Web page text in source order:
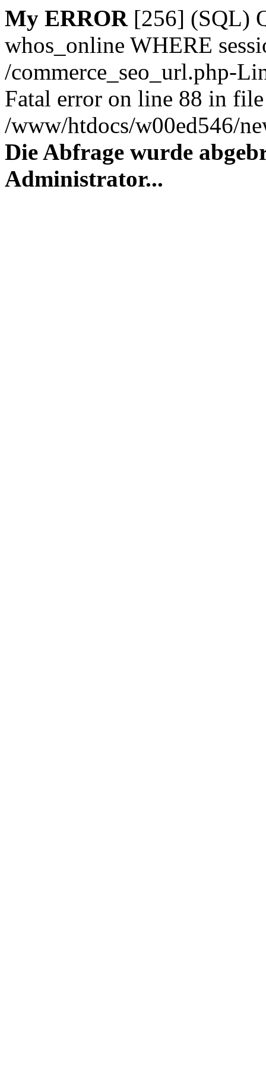
My ERROR[256] (SQL)
whos_online WHERE
/commerce_seo_url.php-
Fatal error on line 88 in file
/www/htdocs/w00ed546/
Die Abfrage wurde
Administrator...